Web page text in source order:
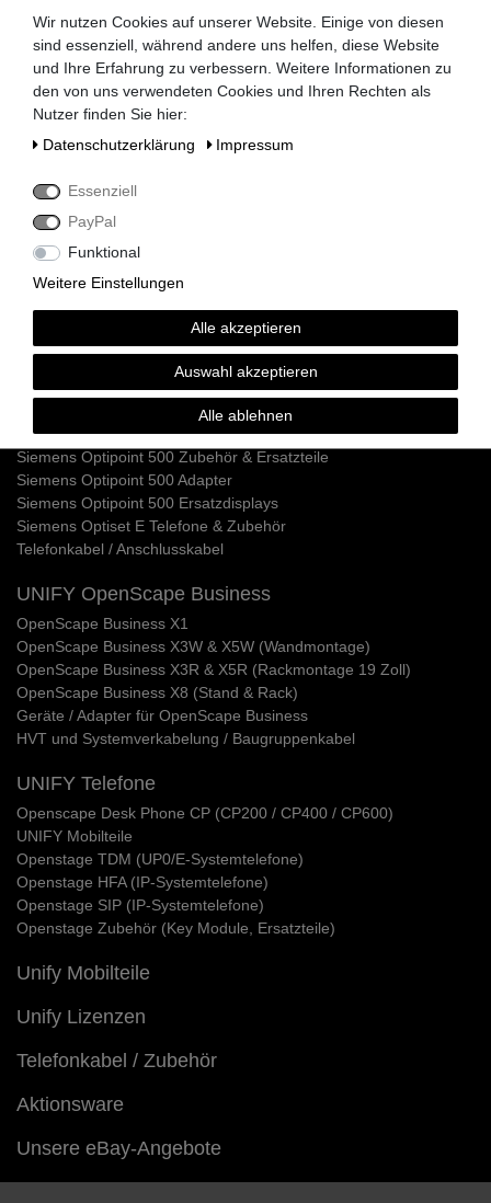
Universitäten und Institute können bei uns auf
Rechnung bestellen.
Nehmen Sie dazu einfach telefonisch oder per
Email Kontakt mit uns auf.
Siemens HiPath 3350 / 3550
Siemens HiPath 3300 / 3500
Siemens HiPath 3800
Siemens HiPath Systemverkabelung
Siemens HiPath Dect Sender
Siemens HiPath Netzteile
Siemens HiPath MMC Karten
Siemens Optipoint 500 / Optiset Systemtelefone
Siemens Optipoint 500 Telefone
Siemens Optipoint 500 Zubehör & Ersatzteile
Siemens Optipoint 500 Adapter
Siemens Optipoint 500 Ersatzdisplays
Siemens Optiset E Telefone & Zubehör
Telefonkabel / Anschlusskabel
UNIFY OpenScape Business
OpenScape Business X1
OpenScape Business X3W & X5W (Wandmontage)
OpenScape Business X3R & X5R (Rackmontage 19 Zoll)
OpenScape Business X8 (Stand & Rack)
Geräte / Adapter für OpenScape Business
HVT und Systemverkabelung / Baugruppenkabel
UNIFY Telefone
Openscape Desk Phone CP (CP200 / CP400 / CP600)
UNIFY Mobilteile
Openstage TDM (UP0/E-Systemtelefone)
Openstage HFA (IP-Systemtelefone)
Openstage SIP (IP-Systemtelefone)
Openstage Zubehör (Key Module, Ersatzteile)
Unify Mobilteile
Unify Lizenzen
Telefonkabel / Zubehör
Aktionsware
Unsere eBay-Angebote
Wir nutzen Cookies auf unserer Website. Einige von diesen
sind essenziell, während andere uns helfen, diese Website
und Ihre Erfahrung zu verbessern. Weitere Informationen zu
den von uns verwendeten Cookies und Ihren Rechten als
Nutzer finden Sie hier:
Daten­schutz­erklärung
Impressum
Essenziell
PayPal
Funktional
Weitere Einstellungen
Alle akzeptieren
Auswahl akzeptieren
Alle ablehnen